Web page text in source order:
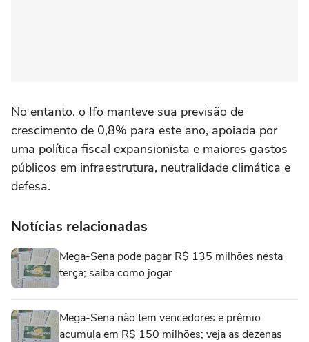
No entanto, o Ifo manteve sua previsão de
crescimento ⁠de 0,8% para este ano, apoiada por
uma política fiscal expansionista e ‌maiores gastos
públicos em infraestrutura, neutralidade climática e
defesa.
Notícias relacionadas
Mega-Sena pode pagar R$ 135 milhões nesta
terça; saiba como jogar
Mega-Sena não tem vencedores e prêmio
acumula em R$ 150 milhões; veja as dezenas